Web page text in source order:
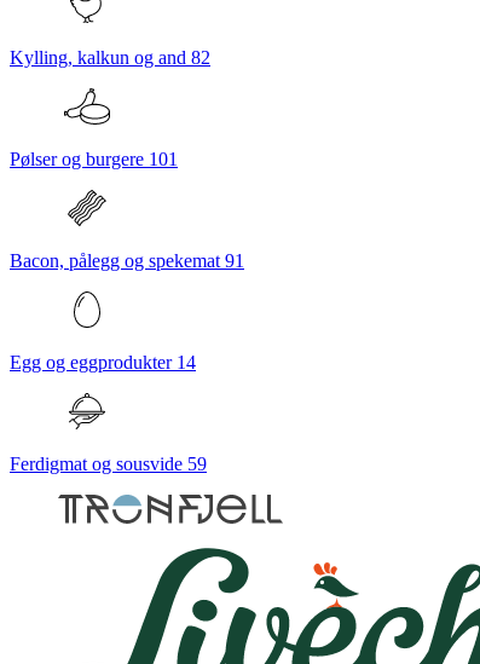
Kylling, kalkun og and 82
Pølser og burgere 101
Bacon, pålegg og spekemat 91
Egg og eggprodukter 14
Ferdigmat og sousvide 59